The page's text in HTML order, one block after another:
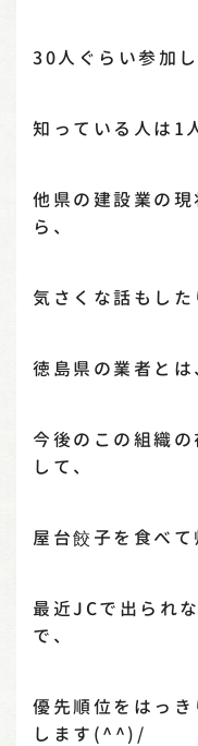
30人ぐらい参加し
知っている人は1
他県の建設業の
ら、
気さくな話もし
徳島県の業者とは
今後のこの組織
して、
屋台餃子を食べ
最近JCで出られ
で、
優先順位をはっ
します(^^)/